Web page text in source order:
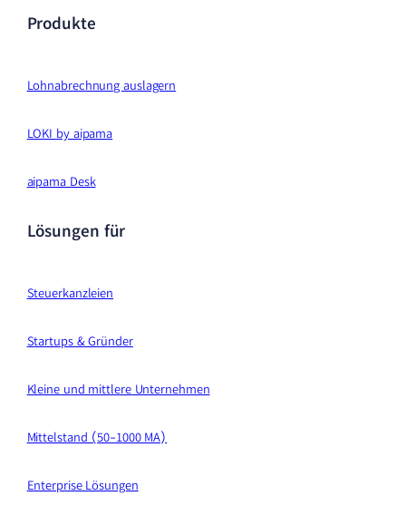
Produkte
Lohnabrechnung auslagern
LOKI by aipama
aipama Desk
Lösungen für
Steuerkanzleien
Startups & Gründer
Kleine und mittlere Unternehmen
Mittelstand (50-1000 MA)
Enterprise Lösungen